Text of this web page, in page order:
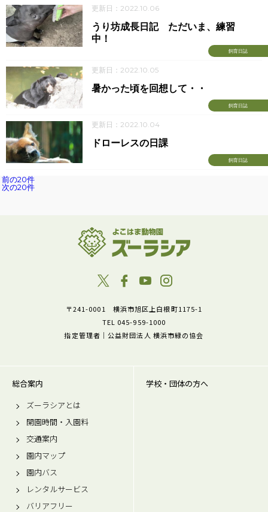
更新日：2022.10.06
飼育日誌
うり坊成長日記 ただいま、練習
中！
更新日：2022.10.05
飼育日誌
暑かった頃を回想して・・
更新日：2022.10.04
飼育日誌
ドローレスの日課
前の20件
次の20件
〒241-0001 横浜市旭区上白根町1175-1
TEL 045-959-1000
指定管理者｜公益財団法人 横浜市緑の協会
総合案内
ズーラシアとは
開園時間・入園料
交通案内
園内マップ
園内バス
レンタルサービス
バリアフリー
学校・団体の方へ